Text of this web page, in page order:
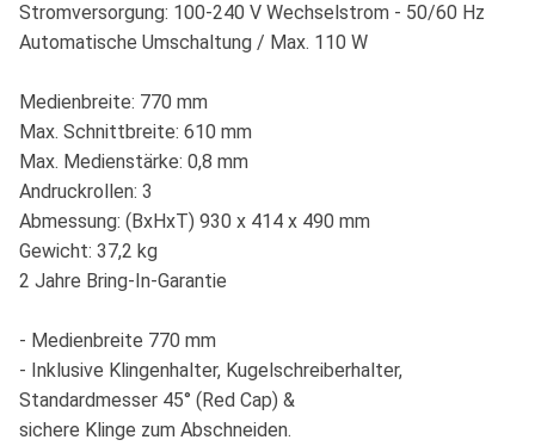
Stromversorgung: 100-240 V Wechselstrom - 50/60 Hz
Automatische Umschaltung / Max. 110 W
Medienbreite: 770 mm
Max. Schnittbreite: 610 mm
Max. Medienstärke: 0,8 mm
Andruckrollen: 3
Abmessung: (BxHxT) 930 x 414 x 490 mm
Gewicht: 37,2 kg
2 Jahre Bring-In-Garantie
- Medienbreite 770 mm
- Inklusive Klingenhalter, Kugelschreiberhalter,
Standardmesser 45° (Red Cap) &
sichere Klinge zum Abschneiden.